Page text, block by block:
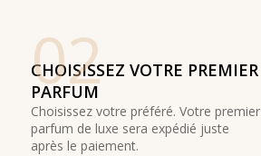
02
CHOISISSEZ VOTRE PREMIER
PARFUM
Choisissez votre préféré. Votre premier
parfum de luxe sera expédié juste
après le paiement.